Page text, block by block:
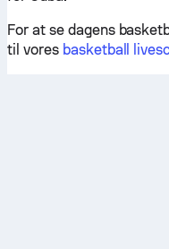
For at se dagens
til vores basketball